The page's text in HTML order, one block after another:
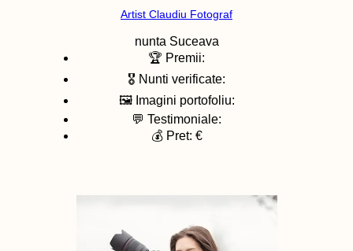
Artist Claudiu Fotograf
nunta Suceava
🏆 Premii:
🎖️ Nunti verificate:
🖼️ Imagini portofoliu:
💬 Testimoniale:
💰 Pret: €